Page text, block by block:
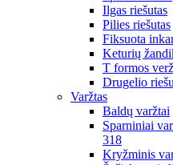
Ilgas riešutas
Pilies riešutas
Fiksuota
Keturių
T formos
Drugelio
Varžtas
Baldų varžtai
Sparniniai
318
Kryžminis